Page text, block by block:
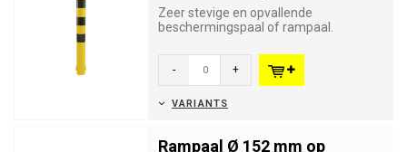
Zeer stevige en opvallende
beschermingspaal of rampaal.
winkelbeveilig...
- +
VARIANTS
Rampaal Ø 152 mm op